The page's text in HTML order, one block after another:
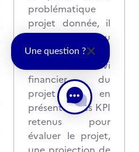
problématique
projet donnée, il
est demandé au
candidat de
réaliser un suivi
financier du
projet en
présentant les KPI
retenus pour
évaluer le projet,
Une question ?